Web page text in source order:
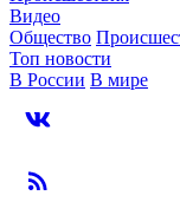
Видео
Общество
Топ новости
В России В мире